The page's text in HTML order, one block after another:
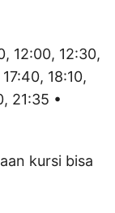
12:00, 12:30,
18:10,
21:35 •
kursi bisa